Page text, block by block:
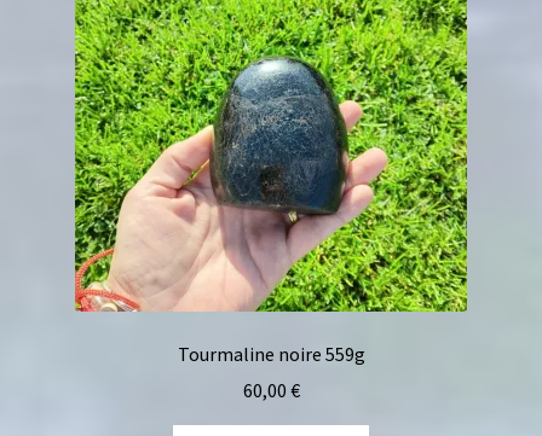
Tourmaline noire 559g
60,00 €